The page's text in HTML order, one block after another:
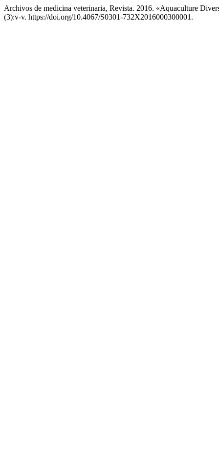
Archivos de medicina veterinaria, Revista. 2016. «Aquaculture
(3):v-v. https://doi.org/10.4067/S0301-732X2016000300001.